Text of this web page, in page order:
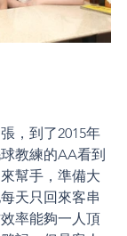
，到了2015年
教練的AA看到
幫手，準備大
天只回來客串
率能夠一人頂